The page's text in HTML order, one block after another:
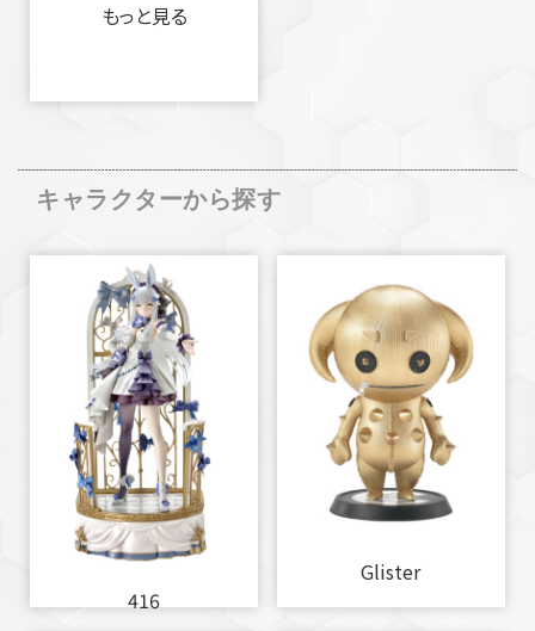
もっと見る
キャラクターから探す
416
Glister